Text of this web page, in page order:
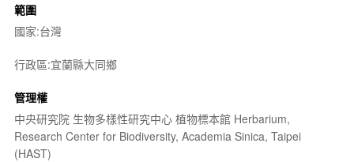
範圍
國家:台灣
行政區:宜蘭縣大同鄉
管理權
中央研究院 生物多樣性研究中心 植物標本館 Herbarium,
Research Center for Biodiversity, Academia Sinica, Taipei
(HAST)